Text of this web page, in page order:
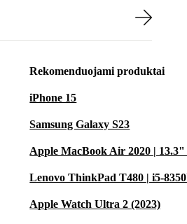
Rekomenduojami produktai
iPhone 15
Samsung Galaxy S23
Apple MacBook Air 2020 | 13.3"
Lenovo ThinkPad T480 | i5-
Apple Watch Ultra 2 (2023)